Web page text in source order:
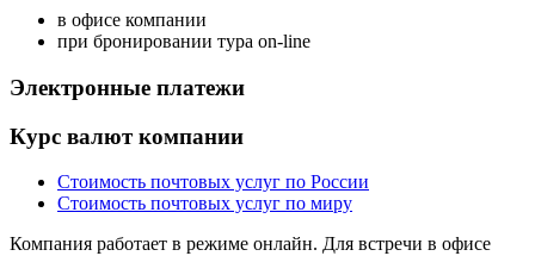
в офисе компании
при бронировании тура on-line
Электронные платежи
Курс валют компании
Стоимость почтовых услуг по России
Стоимость почтовых услуг по миру
Компания работает в режиме онлайн. Для встречи в офисе